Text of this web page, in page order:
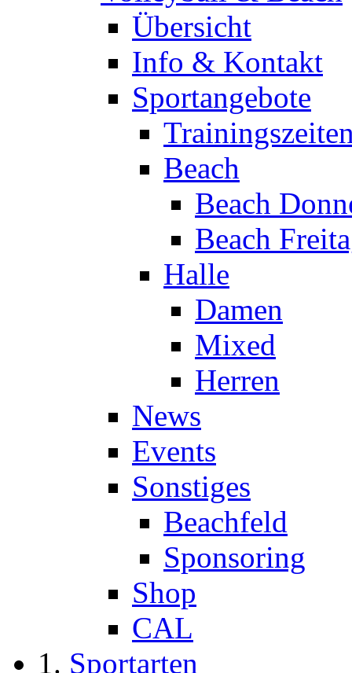
Übersicht
Info & Kontakt
Sportangebote
Beach
Beach
Beach
Halle
Damen
Mixed
Herren
News
Events
Sonstiges
Beachfeld
Sponsoring
Shop
CAL
Sportarten